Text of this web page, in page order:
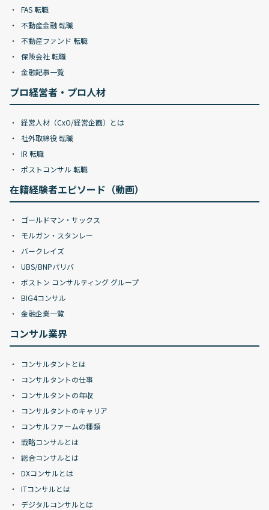
FAS 転職
不動産金融 転職
不動産ファンド 転職
保険会社 転職
金融記事一覧
プロ経営者・プロ人材
経営人材（CxO/経営企画）とは
社外取締役 転職
IR 転職
ポストコンサル 転職
在籍経験者エピソード（動画）
ゴールドマン・サックス
モルガン・スタンレー
バークレイズ
UBS/BNPパリバ
ボストン コンサルティング グループ
BIG4コンサル
金融企業一覧
コンサル業界
コンサルタントとは
コンサルタントの仕事
コンサルタントの年収
コンサルタントのキャリア
コンサルファームの種類
戦略コンサルとは
総合コンサルとは
DXコンサルとは
ITコンサルとは
デジタルコンサルとは